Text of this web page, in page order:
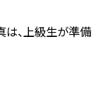
は、上級生が準備